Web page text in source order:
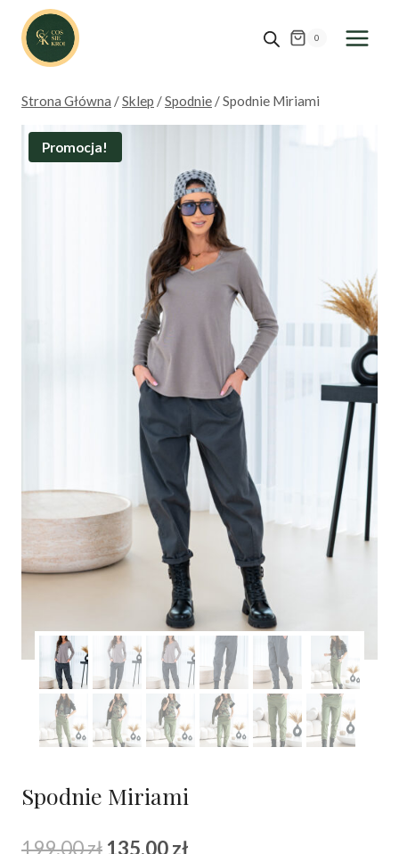
Przejdź
treści
0
Strona Główna /Sklep /Spodnie /Spodnie Miriami
Promocja!
Spodnie Miriami
199.00zł Pierwotna
135.00zł